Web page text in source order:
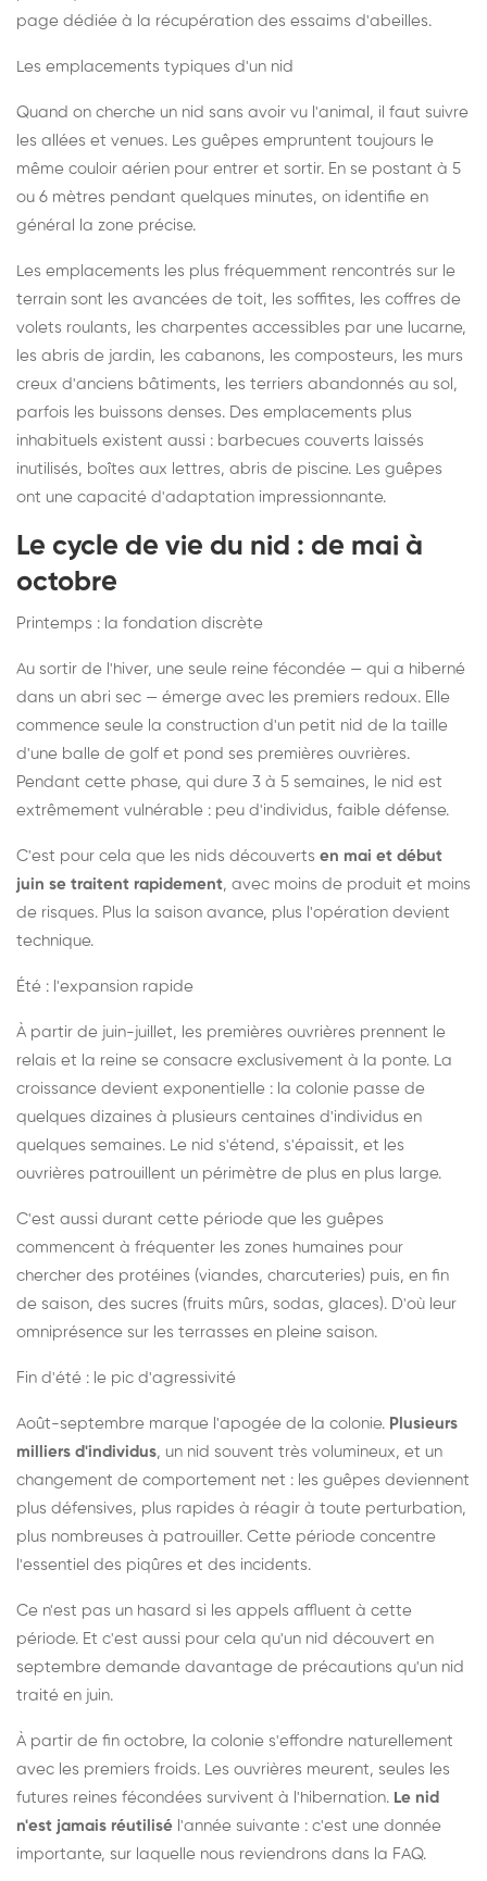
page dédiée à la récupération des essaims d'abeilles.
Les emplacements typiques d'un nid
Quand on cherche un nid sans avoir vu l'animal, il faut suivre
les allées et venues. Les guêpes empruntent toujours le
même couloir aérien pour entrer et sortir. En se postant à 5
ou 6 mètres pendant quelques minutes, on identifie en
général la zone précise.
Les emplacements les plus fréquemment rencontrés sur le
terrain sont les avancées de toit, les soffites, les coffres de
volets roulants, les charpentes accessibles par une lucarne,
les abris de jardin, les cabanons, les composteurs, les murs
creux d'anciens bâtiments, les terriers abandonnés au sol,
parfois les buissons denses. Des emplacements plus
inhabituels existent aussi : barbecues couverts laissés
inutilisés, boîtes aux lettres, abris de piscine. Les guêpes
ont une capacité d'adaptation impressionnante.
Le cycle de vie du nid : de mai à
octobre
Printemps : la fondation discrète
Au sortir de l'hiver, une seule reine fécondée — qui a hiberné
dans un abri sec — émerge avec les premiers redoux. Elle
commence seule la construction d'un petit nid de la taille
d'une balle de golf et pond ses premières ouvrières.
Pendant cette phase, qui dure 3 à 5 semaines, le nid est
extrêmement vulnérable : peu d'individus, faible défense.
C'est pour cela que les nids découverts en mai et début
juin se traitent rapidement, avec moins de produit et moins
de risques. Plus la saison avance, plus l'opération devient
technique.
Été : l'expansion rapide
À partir de juin-juillet, les premières ouvrières prennent le
relais et la reine se consacre exclusivement à la ponte. La
croissance devient exponentielle : la colonie passe de
quelques dizaines à plusieurs centaines d'individus en
quelques semaines. Le nid s'étend, s'épaissit, et les
ouvrières patrouillent un périmètre de plus en plus large.
C'est aussi durant cette période que les guêpes
commencent à fréquenter les zones humaines pour
chercher des protéines (viandes, charcuteries) puis, en fin
de saison, des sucres (fruits mûrs, sodas, glaces). D'où leur
omniprésence sur les terrasses en pleine saison.
Fin d'été : le pic d'agressivité
Août-septembre marque l'apogée de la colonie. Plusieurs
milliers d'individus, un nid souvent très volumineux, et un
changement de comportement net : les guêpes deviennent
plus défensives, plus rapides à réagir à toute perturbation,
plus nombreuses à patrouiller. Cette période concentre
l'essentiel des piqûres et des incidents.
Ce n'est pas un hasard si les appels affluent à cette
période. Et c'est aussi pour cela qu'un nid découvert en
septembre demande davantage de précautions qu'un nid
traité en juin.
À partir de fin octobre, la colonie s'effondre naturellement
avec les premiers froids. Les ouvrières meurent, seules les
futures reines fécondées survivent à l'hibernation. Le nid
n'est jamais réutilisé l'année suivante : c'est une donnée
importante, sur laquelle nous reviendrons dans la FAQ.